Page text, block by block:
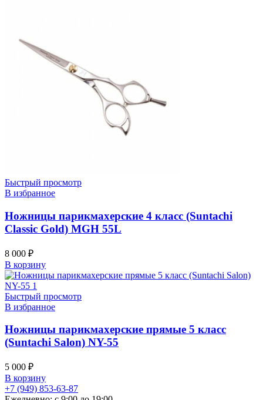
Быстрый просмотр
В избранное
Ножницы парикмахерские 4 класс (Suntachi
Classic Gold) MGH 55L
8 000 ₽
В корзину
Быстрый просмотр
В избранное
Ножницы парикмахерские прямые 5 класс
(Suntachi Salon) NY-55
5 000 ₽
В корзину
+7 (949) 853-63-87